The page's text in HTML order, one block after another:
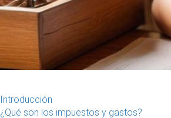
Introducción
¿Qué son los impuestos y gastos?